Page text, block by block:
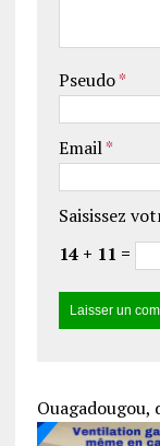
Pseudo*
Email*
Saisissez
14 + 11 =
Ouagadougou,